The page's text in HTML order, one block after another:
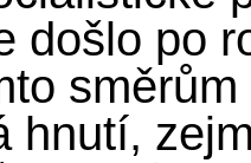
došlo po
hnutí,